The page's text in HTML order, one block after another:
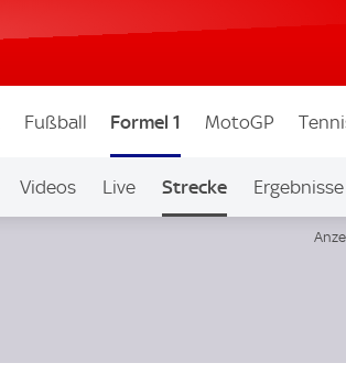
Fußball Formel 1 MotoGP
Videos Live Strecke Ergebnisse